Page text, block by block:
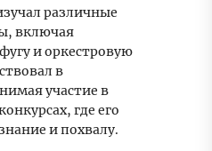
различные
включая
и оркестровую
в
участие в
где его
и похвалу.